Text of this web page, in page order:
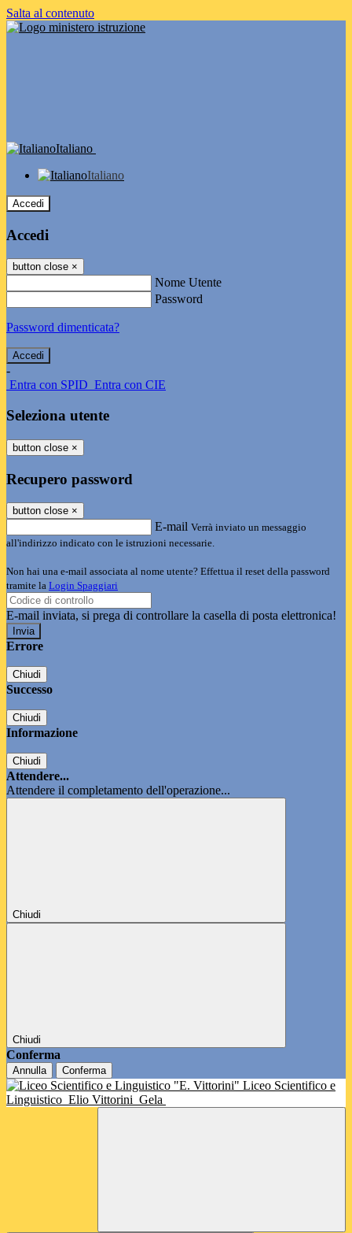
Salta al contenuto
Italiano
Italiano
Accedi
Accedi
button close ×
Nome Utente
Password
Password dimenticata?
-
Entra con SPID Entra con CIE
Seleziona utente
button close ×
Recupero password
button close ×
E-mail Verrà inviato un messaggio
all'indirizzo indicato con le istruzioni necessarie.
Non hai una e-mail associata al nome utente? Effettua il reset della password
tramite la Login Spaggiari
E-mail inviata, si prega di controllare la casella di posta elettronica!
Errore
Chiudi
Successo
Chiudi
Informazione
Chiudi
Attendere...
Attendere il completamento dell'operazione...
Chiudi
Chiudi
Conferma
Annulla Conferma
Liceo Scientifico e
Linguistico Elio Vittorini Gela